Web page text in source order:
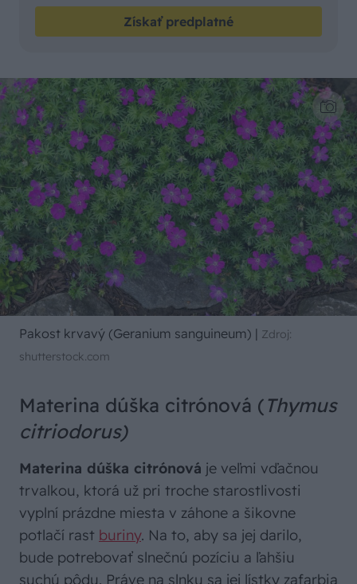
Získať predplatné
Pakost krvavý (Geranium sanguineum) | Zdroj:
shutterstock.com
Materina dúška citrónová ( Thymus
citriodorus)
Materina dúška citrónová je veľmi vďačnou
trvalkou, ktorá už pri troche starostlivosti
vyplní prázdne miesta v záhone a šikovne
potlačí rast buriny. Na to, aby sa jej darilo,
bude potrebovať slnečnú pozíciu a ľahšiu
suchú pôdu. Práve na slnku sa jej lístky zafarbia